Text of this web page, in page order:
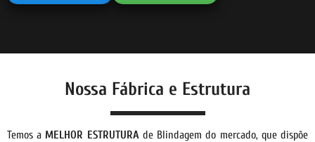
Nossa Fábrica e Estrutura
Temos aMELHOR ESTRUTURAde Blindagem do mercado, que dispõe